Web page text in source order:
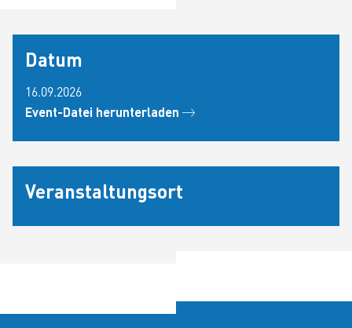
Datum
16.09.2026
Event-Datei herunterladen
Veranstaltungsort